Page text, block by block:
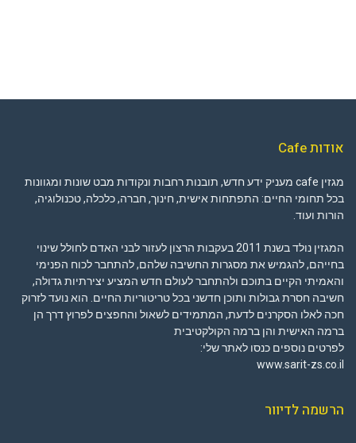
אודות Cafe
מגזין cafe מעניק ידע חדש, תובנות רחבות ונקודות מבט שונות ומגוונות
בכל תחומי החיים: התפתחות אישית, חינוך, חברה, כלכלה, טכנולוגיה,
הורות ועוד.
המגזין נולד בשנת 2011 בעקבות הרצון לעזור לבני האדם לחולל שינוי
בחייהם, להגמיש את מסגרות החשיבה שלהם, להתחבר לכוח הפנימי
והאמיתי הקיים בתוכם ולהתחבר לעולם חדש המציע יצירתיות גדולה,
חשיבה חסרת גבולות ותוכן חדשני בכל טריטוריות החיים. הוא נועד לזרוק
חכה לאלו הסקרנים לדעת, המתמידים לשאול והחפצים לפרוץ דרך הן
ברמה האישית והן ברמה הקולקטיבית
לפרטים נוספים כנסו לאתר שלי:
www.sarit-zs.co.il
הרשמה לדיוור